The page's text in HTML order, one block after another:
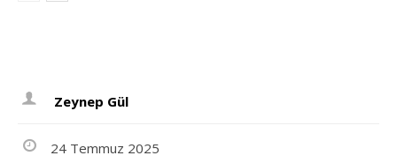
Zeynep Gül
24 Temmuz 2025